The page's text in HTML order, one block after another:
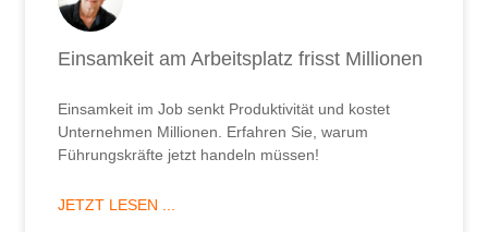
Einsamkeit am Arbeitsplatz frisst Millionen
Einsamkeit im Job senkt Produktivität und kostet
Unternehmen Millionen. Erfahren Sie, warum
Führungskräfte jetzt handeln müssen!
JETZT LESEN ...